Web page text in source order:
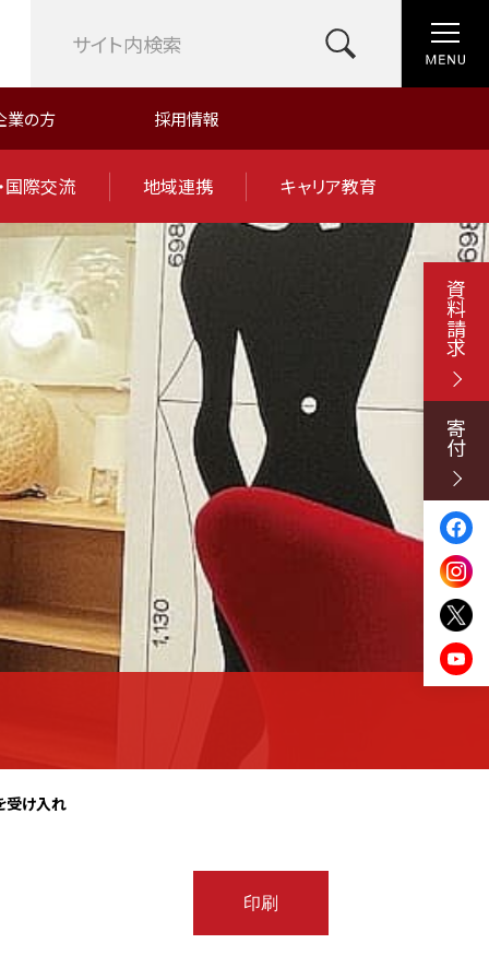
業の方 採用情報
国際交流 地域連携 キャリア教育
受け入れ
印刷
資料請求
寄付